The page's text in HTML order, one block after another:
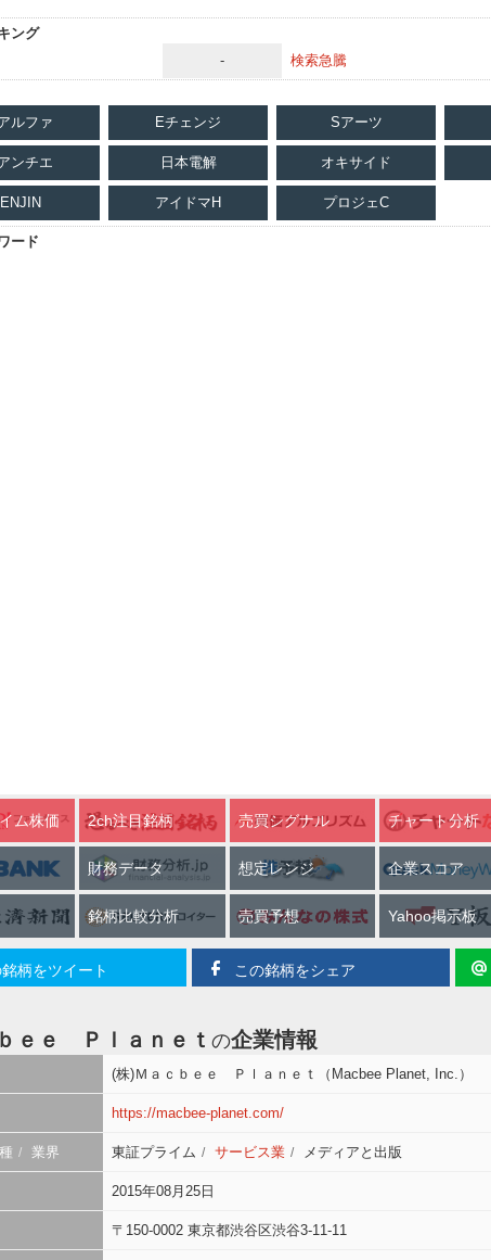
ング
- 検索急騰
ルファ
Eチェンジ Sアーツ
ンチエ 日本電解 オキサイド
ENJIN アイドマH プロジェC
ード
ム株価 2ch注目銘柄 売買シグナル チャート分析
財務データ 想定レンジ 企業スコア
銘柄比較分析 売買予想 Yahoo掲示板
銘柄をツイート この銘柄をシェア
ｅｅ Ｐｌａｎｅｔ の企業情報
(株)Ｍａｃｂｅｅ Ｐｌａｎｅｔ（Macbee Planet, Inc.）
https://macbee-planet.com/
業界 東証プライム サービス業 メディアと出版
2015年08月25日
〒150-0002 東京都渋谷区渋谷3-11-11